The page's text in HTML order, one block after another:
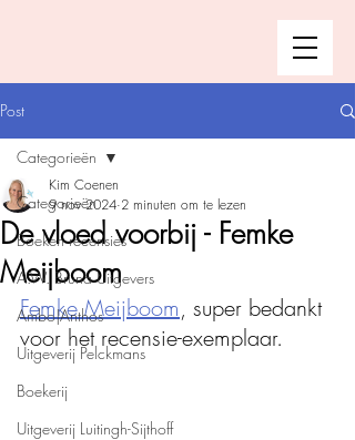
Post
Categorieën
Boeken recensies
A.W. Bruna Uitgevers
Ambo|Anthos
Uitgeverij Pelckmans
Boekerij
Uitgeverij Luitingh-Sijthoff
Categorieën
De vloed voorbij - Femke
Meijboom
Kim Coenen
9 nov 2024 2 minuten om te lezen
Femke Meijboom, super bedankt
voor het recensie-exemplaar.